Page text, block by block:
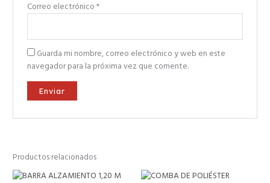
Correo electrónico*
Guarda mi nombre, correo electrónico y web en este
navegador para la próxima vez que comente.
Productos relacionados